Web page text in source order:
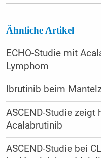
Ähnliche Artikel
ECHO-Studie mit
Lymphom
Ibrutinib beim
ASCEND-Studie
Acalabrutinib
ASCEND-Studie bei